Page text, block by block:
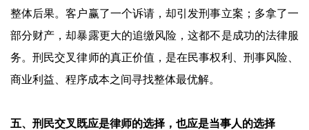
整体后果。客户赢了一个诉请，却引发刑事立案；多拿了一
部分财产，却暴露更大的追缴风险，这都不是成功的法律服
务。刑民交叉律师的真正价值，是在民事权利、刑事风险、
商业利益、程序成本之间寻找整体最优解。
五、刑民交叉既应是律师的选择，也应是当事人的选择